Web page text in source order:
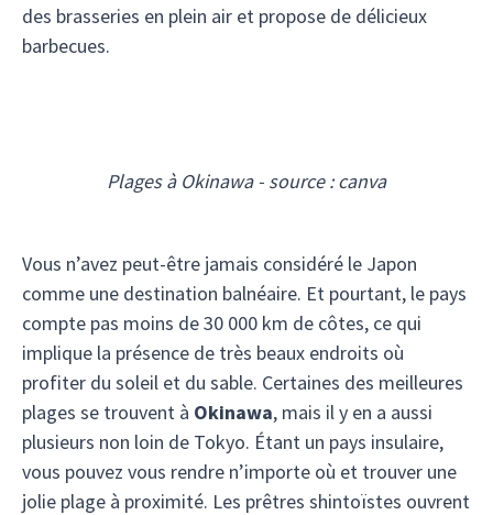
des brasseries en plein air et propose de délicieux
barbecues.
Plages à Okinawa - source : canva
Vous n’avez peut-être jamais considéré le Japon
comme une destination balnéaire. Et pourtant, le pays
compte pas moins de 30 000 km de côtes, ce qui
implique la présence de très beaux endroits où
profiter du soleil et du sable. Certaines des meilleures
plages se trouvent à Okinawa, mais il y en a aussi
plusieurs non loin de Tokyo. Étant un pays insulaire,
vous pouvez vous rendre n’importe où et trouver une
jolie plage à proximité. Les prêtres shintoïstes ouvrent